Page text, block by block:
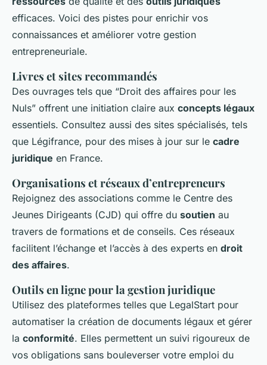
efficaces. Voici des pistes pour enrichir vos
connaissances et améliorer votre gestion
entrepreneuriale.
Livres et sites recommandés
Des ouvrages tels que “Droit des affaires pour les
Nuls” offrent une initiation claire aux concepts légaux
essentiels. Consultez aussi des sites spécialisés, tels
que Légifrance, pour des mises à jour sur le cadre
juridique en France.
Organisations et réseaux d’entrepreneurs
Rejoignez des associations comme le Centre des
Jeunes Dirigeants (CJD) qui offre du soutien au
travers de formations et de conseils. Ces réseaux
facilitent l’échange et l’accès à des experts en droit
des affaires.
Outils en ligne pour la gestion juridique
Utilisez des plateformes telles que LegalStart pour
automatiser la création de documents légaux et gérer
la conformité. Elles permettent un suivi rigoureux de
vos obligations sans bouleverser votre emploi du